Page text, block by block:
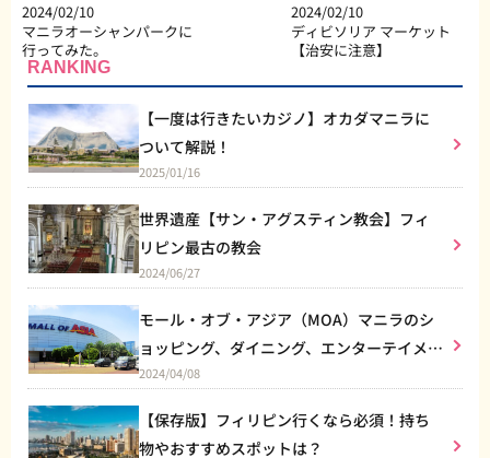
2024/02/10
マニラオーシャンパークに
行ってみた。
2024/02/10
ディビソリア マーケット
【治安に注意】
RANKING
【一度は行きたいカジノ】オカダマニラに
ついて解説！
2025/01/16
世界遺産【サン・アグスティン教会】フィ
リピン最古の教会
2024/06/27
モール・オブ・アジア（MOA）マニラのシ
ョッピング、ダイニング、エンターテイメン
トなど総合施設
2024/04/08
【保存版】フィリピン行くなら必須！持ち
物やおすすめスポットは？